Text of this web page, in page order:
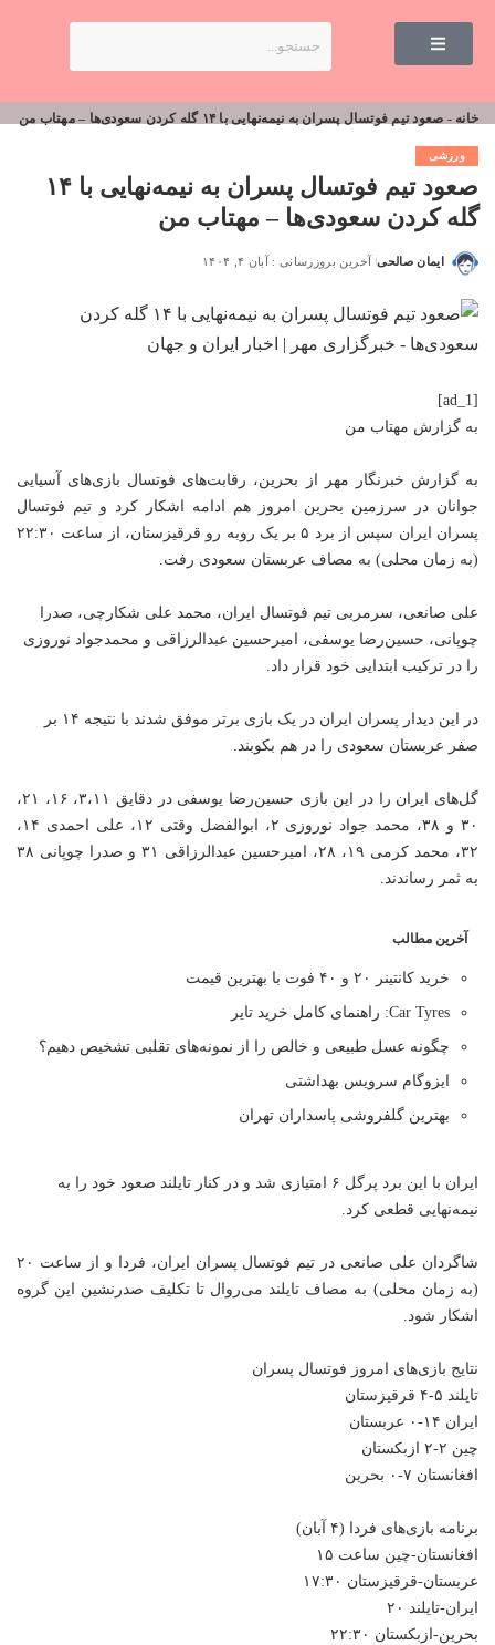
خانه - صعود تیم فوتسال پسران به نیمه‌نهایی با ۱۴ گله کردن سعودی‌ها – مهتاب من
ورزشی
صعود تیم فوتسال پسران به نیمه‌نهایی با ۱۴
گله کردن سعودی‌ها – مهتاب من
ایمان صالحی آخرین بروزرسانی : آبان ۴, ۱۴۰۴
[ad_1]
به گزارش مهتاب من
به گزارش خبرنگار مهر از بحرین، رقابت‌های فوتسال بازی‌های آسیایی
جوانان در سرزمین بحرین امروز هم ادامه اشکار کرد و تیم فوتسال
پسران ایران سپس از برد ۵ بر یک روبه رو قرقیزستان، از ساعت ۲۲:۳۰
(به زمان محلی) به مصاف عربستان سعودی رفت.
علی صانعی، سرمربی تیم فوتسال ایران، محمد علی شکارچی، صدرا
چوپانی، حسین‌رضا یوسفی، امیرحسین عبدالرزاقی و محمدجواد نوروزی
را در ترکیب ابتدایی خود قرار داد.
در این دیدار پسران ایران در یک بازی برتر موفق شدند با نتیجه ۱۴ بر
صفر عربستان سعودی را در هم بکوبند.
گل‌های ایران را در این بازی حسین‌رضا یوسفی در دقایق ۳،۱۱، ۱۶، ۲۱،
۳۰ و ۳۸، محمد جواد نوروزی ۲، ابوالفضل وقتی ۱۲، علی احمدی ۱۴،
۳۲، محمد کرمی ۱۹، ۲۸، امیرحسین عبدالرزاقی ۳۱ و صدرا چوپانی ۳۸
به ثمر رساندند.
آخرین مطالب
خرید کانتینر ۲۰ و ۴۰ فوت با بهترین قیمت
Car Tyres: راهنمای کامل خرید تایر
چگونه عسل طبیعی و خالص را از نمونه‌های تقلبی تشخیص دهیم؟
ایزوگام سرویس بهداشتی
بهترین گلفروشی پاسداران تهران
ایران با این برد پرگل ۶ امتیازی شد و در کنار تایلند صعود خود را به
نیمه‌نهایی قطعی کرد.
شاگردان علی صانعی در تیم فوتسال پسران ایران، فردا و از ساعت ۲۰
(به زمان محلی) به مصاف تایلند می‌روال تا تکلیف صدرنشین این گروه
اشکار شود.
نتایج بازی‌های امروز فوتسال پسران
تایلند ۵-۴ قرقیزستان
ایران ۱۴-۰ عربستان
چین ۲-۲ ازبکستان
افغانستان ۷-۰ بحرین
برنامه بازی‌های فردا (۴ آبان)
افغانستان-چین ساعت ۱۵
عربستان-قرقیزستان ۱۷:۳۰
ایران-تایلند ۲۰
بحرین-ازبکستان ۲۲:۳۰